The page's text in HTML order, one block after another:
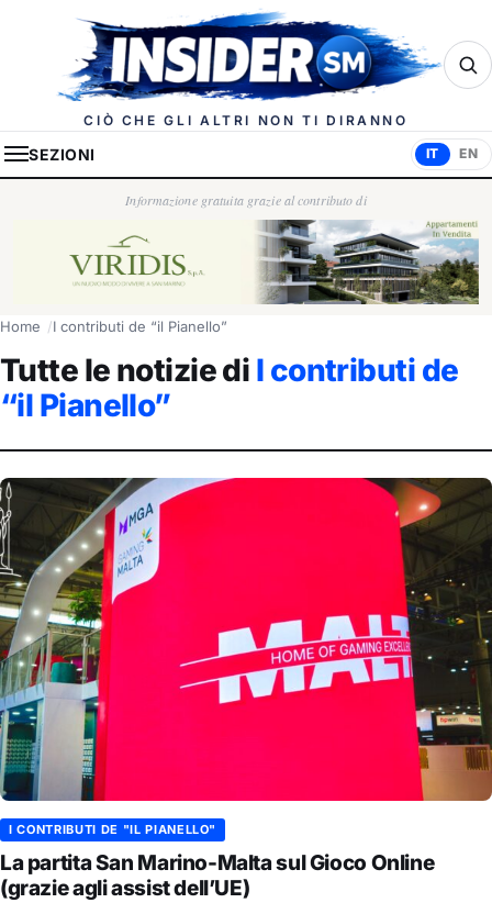
Insider.sm
CIÒ CHE GLI ALTRI NON TI DIRANNO
SEZIONI IT EN
Informazione gratuita grazie al contributo di
Home I contributi de “il Pianello”
Tutte le notizie di I contributi de
“il Pianello”
I CONTRIBUTI DE "IL PIANELLO"
La partita San Marino-Malta sul Gioco Online
(grazie agli assist dell’UE)